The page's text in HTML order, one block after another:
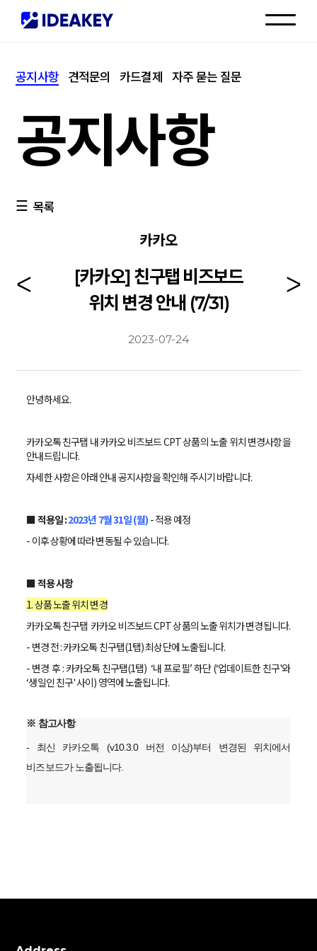
고객센터
공지사항 견적문의 카드결제 자주 묻는 질문
공지사항
목록
카카오
[카카오] 친구탭 비즈보드
위치 변경 안내 (7/31)
2023-07-24
안녕하세요.
카카오톡 친구탭 내 카카오 비즈보드 CPT 상품의 노출 위치 변경사항을
안내드립니다.
자세한 사항은 아래 안내 공지사항을 확인해 주시기 바랍니다.
■ 적용일 :2023년 7월 31일 (월) - 적용 예정
- 이후 상황에 따라 변동될 수 있습니다.
■ 적용 사항
1. 상품 노출 위치 변경
카카오톡 친구탭 카카오 비즈보드 CPT 상품의 노출 위치가 변경됩니다.
- 변경 전 : 카카오톡 친구탭(1탭) 최상단에 노출됩니다.
- 변경 후 : 카카오톡 친구탭(1탭) ‘내 프로필’ 하단 (‘업데이트한 친구'와
‘생일인 친구' 사이) 영역에 노출됩니다.
※ 참고사항
- 최신 카카오톡 (v10.3.0 버전 이상)부터 변경된 위치에서
비즈보드가 노출됩니다.